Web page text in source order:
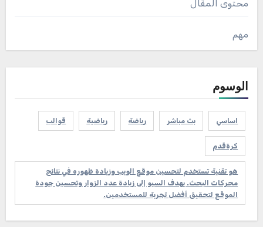
محتوى المقال
مهم
الوسوم
اساسي بث مباشر رياضة رياضية قوالب
كرةقدم
هو تقنية تستخدم لتحسين موقع الويب وزيادة ظهوره في نتائج
محركات البحث. يهدف السيو إلى زيادة عدد الزوار وتحسين جودة
الموقع لتحقيق أفضل تجربة للمستخدمين.